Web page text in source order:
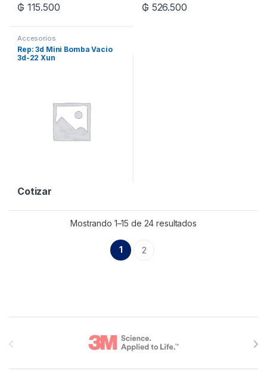
₲ 115.500 ₲ 526.500
Accesorios
Rep: 3d Mini Bomba Vacio
3d-22 Xun
Cotizar
Mostrando 1–15 de 24 resultados
1 2